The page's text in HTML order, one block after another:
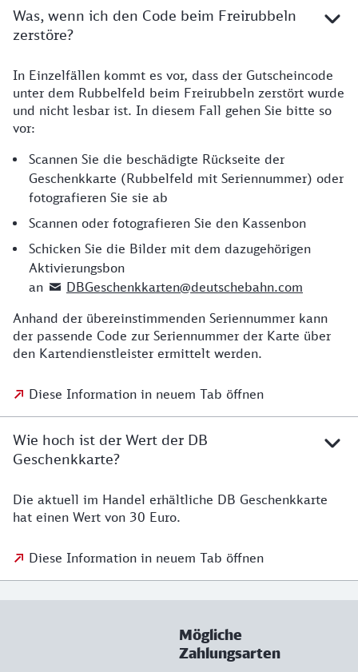
Was, wenn ich den Code beim Freirubbeln
zerstöre?
In Einzelfällen kommt es vor, dass der Gutscheincode
unter dem Rubbelfeld beim Freirubbeln zerstört wurde
und nicht lesbar ist. In diesem Fall gehen Sie bitte so
vor:
Scannen Sie die beschädigte Rückseite der
Geschenkkarte (Rubbelfeld mit Seriennummer) oder
fotografieren Sie sie ab
Scannen oder fotografieren Sie den Kassenbon
Schicken Sie die Bilder mit dem dazugehörigen
Aktivierungsbon
an
DBGeschenkkarten@deutschebahn.com
Anhand der übereinstimmenden Seriennummer kann
der passende Code zur Seriennummer der Karte über
den Kartendienstleister ermittelt werden.
Diese Information in neuem Tab öffnen
Wie hoch ist der Wert der DB
Geschenkkarte?
Die aktuell im Handel erhältliche DB Geschenkkarte
hat einen Wert von 30 Euro.
Diese Information in neuem Tab öffnen
Mögliche
Zahlungsarten